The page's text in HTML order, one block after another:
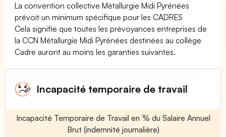
La convention collective Métallurgie Midi Pyrénées
prévoit un minimum spécifique pour les CADRES
Cela signifie que toutes les prévoyances entreprises de
la CCN Métallurgie Midi Pyrénées destinées au collège
Cadre auront au moins les garanties suivantes.
Incapacité temporaire de travail
Incapacité Temporaire de Travail en % du Salaire Annuel
Brut (indemnité journalière)